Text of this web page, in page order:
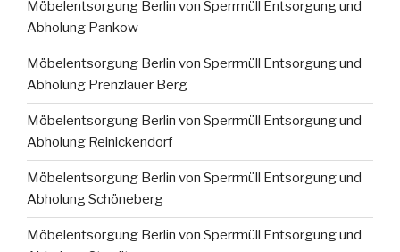
Möbelentsorgung Berlin von Sperrmüll Entsorgung und
Abholung Pankow
Möbelentsorgung Berlin von Sperrmüll Entsorgung und
Abholung Prenzlauer Berg
Möbelentsorgung Berlin von Sperrmüll Entsorgung und
Abholung Reinickendorf
Möbelentsorgung Berlin von Sperrmüll Entsorgung und
Abholung Schöneberg
Möbelentsorgung Berlin von Sperrmüll Entsorgung und